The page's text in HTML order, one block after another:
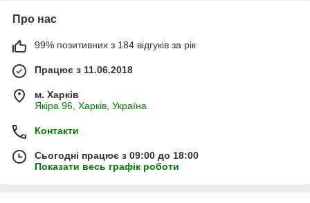
Про нас
99% позитивних з 184 відгуків за рік
Працює з 11.06.2018
м. Харків
Якіра 96, Харків, Україна
Контакти
Сьогодні працює з 09:00 до 18:00
Показати весь графік роботи